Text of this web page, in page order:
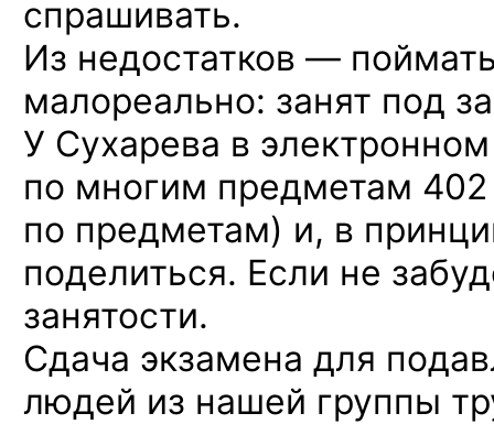
спрашивать.
Из недостатков —
малореально: занят под
У Сухарева в
по многим предметам
по предметам) и, в
поделиться. Если не
занятости.
Сдача экзамена для
людей из нашей группы